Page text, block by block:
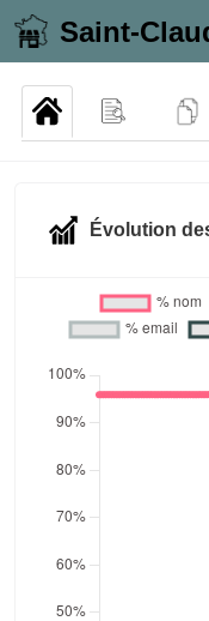
Saint-
Évolution